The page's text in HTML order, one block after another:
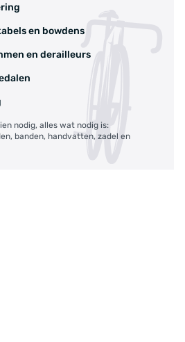
en bowdens
en derailleurs
nodig, alles wat nodig is:
banden, handvatten, zadel en